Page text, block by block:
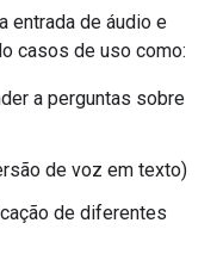
entrada de áudio e
casos de uso como:
a perguntas sobre
de voz em texto)
de diferentes